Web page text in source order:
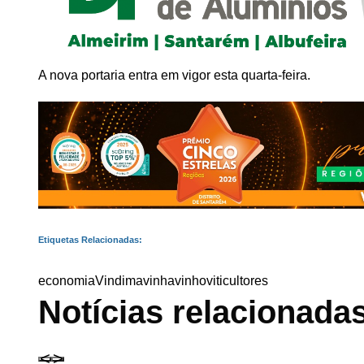
A nova portaria entra em vigor esta quarta-feira.
Etiquetas Relacionadas:
economiaVindimavinhavinhoviticultores
Notícias